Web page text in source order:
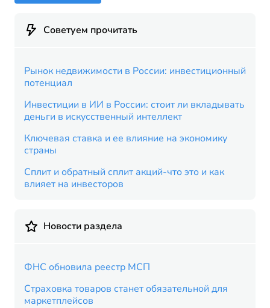
Советуем прочитать
Рынок недвижимости в России: инвестиционный
потенциал
Инвестиции в ИИ в России: стоит ли вкладывать
деньги в искусственный интеллект
Ключевая ставка и ее влияние на экономику
страны
Сплит и обратный сплит акций-что это и как
влияет на инвесторов
Новости раздела
ФНС обновила реестр МСП
Страховка товаров станет обязательной для
маркетплейсов